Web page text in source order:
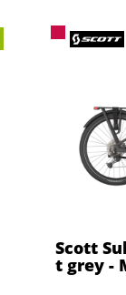
Scott
t grey -